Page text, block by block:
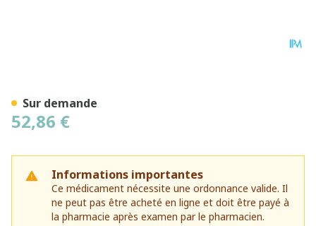
52,86 €
Informations importantes
Ce médicament nécessite une ordonnance valide. Il
ne peut pas être acheté en ligne et doit être payé à
la pharmacie après examen par le pharmacien.
Sur demande